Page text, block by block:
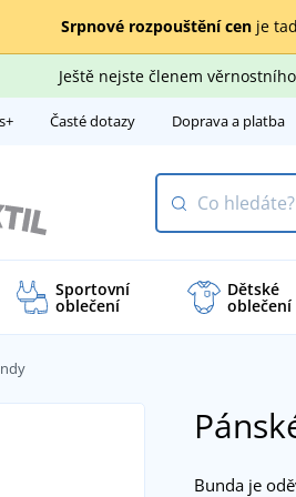
Srpnové rozpouštění cenje
Ještě nejste členem
Časté dotazy Doprava a platba
Sportovní
oblečení
Dětské
oblečení
Bunda je